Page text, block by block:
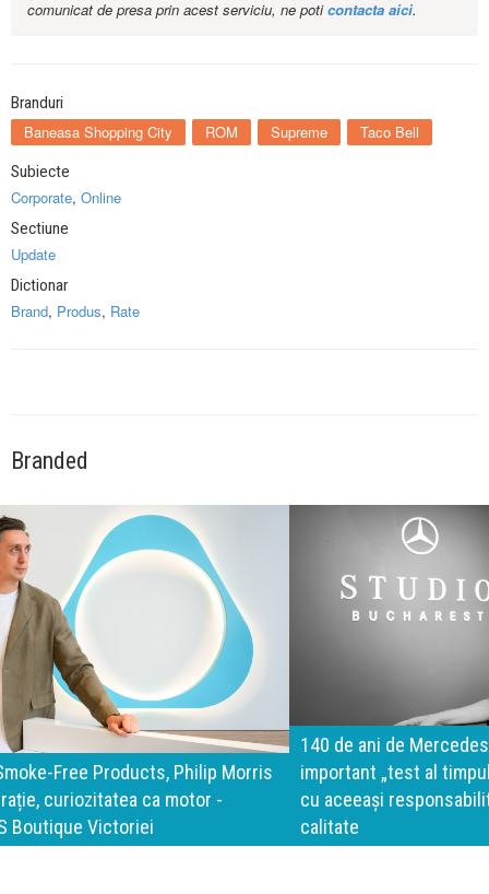
comunicat de presa prin acest serviciu, ne poticontacta aici.
Branduri
Baneasa Shopping City ROM Supreme Taco Bell
Subiecte
Corporate, Online
Sectiune
Update
Dictionar
Brand, Produs, Rate
Branded
140 de ani de Mercedes-Benz. Ramona Pîrlog: Cel mai
important „test al timpului” este să inovăm constant, dar
cu aceeași responsabilitate față de oameni, siguranță și
calitate